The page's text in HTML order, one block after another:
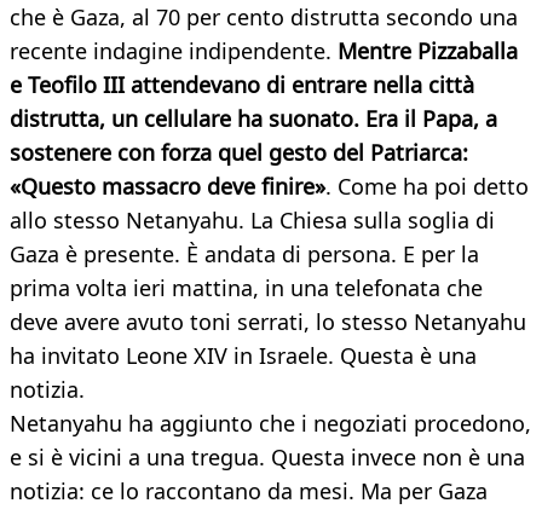
che è Gaza, al 70 per cento distrutta secondo una
recente indagine indipendente. Mentre Pizzaballa
e Teofilo III attendevano di entrare nella città
distrutta, un cellulare ha suonato. Era il Papa, a
sostenere con forza quel gesto del Patriarca:
«Questo massacro deve finire». Come ha poi detto
allo stesso Netanyahu. La Chiesa sulla soglia di
Gaza è presente. È andata di persona. E per la
prima volta ieri mattina, in una telefonata che
deve avere avuto toni serrati, lo stesso Netanyahu
ha invitato Leone XIV in Israele. Questa è una
notizia.
Netanyahu ha aggiunto che i negoziati procedono,
e si è vicini a una tregua. Questa invece non è una
notizia: ce lo raccontano da mesi. Ma per Gaza